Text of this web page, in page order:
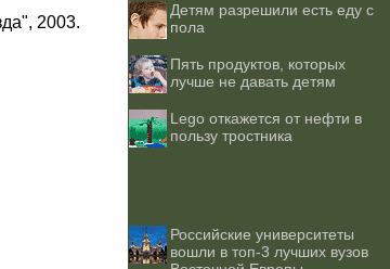
2003.
Детям разрешили есть еду с
пола
Пять продуктов, которых
лучше не давать детям
Lego откажется от нефти в
пользу тростника
Российские университеты
вошли в топ-3 лучших вузов